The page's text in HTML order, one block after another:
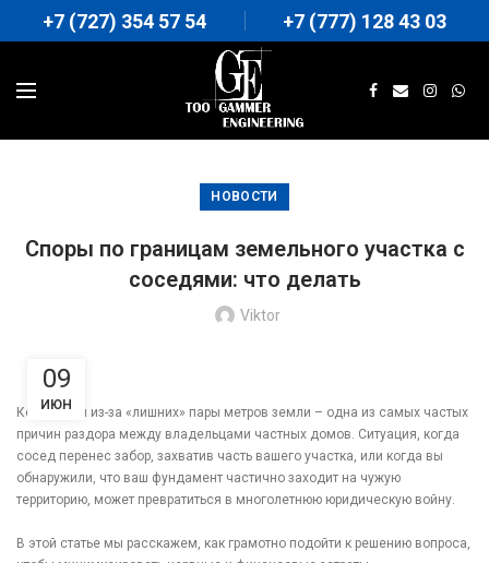
+7 (727) 354 57 54 +7 (777) 128 43 03
НОВОСТИ
Споры по границам земельного участка с
соседями: что делать
Viktor
09
ИЮН
Конфликты из-за «лишних» пары метров земли – одна из самых частых
причин раздора между владельцами частных домов. Ситуация, когда
сосед перенес забор, захватив часть вашего участка, или когда вы
обнаружили, что ваш фундамент частично заходит на чужую
территорию, может превратиться в многолетнюю юридическую войну.
В этой статье мы расскажем, как грамотно подойти к решению вопроса,